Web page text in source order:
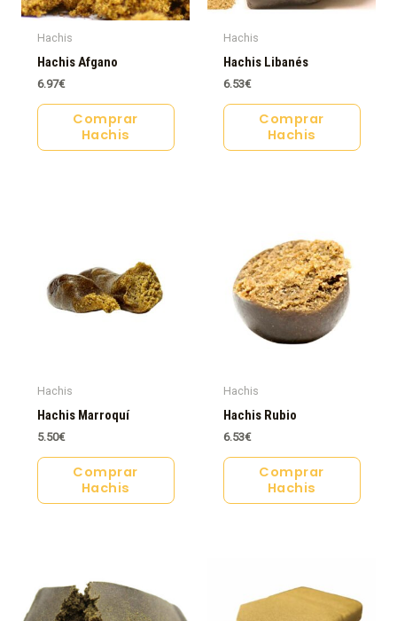
Hachis
Hachis Afgano
6.97€
Comprar
Hachis
Hachis
Hachis Libanés
6.53€
Comprar
Hachis
Hachis
Hachis Marroquí
5.50€
Comprar
Hachis
Hachis
Hachis Rubio
6.53€
Comprar
Hachis